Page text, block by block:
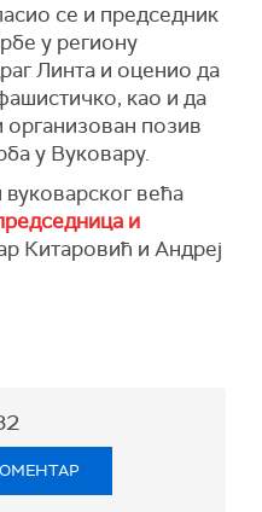
се и председник
у региону
Линта и оценио да
као и да
организован позив
у Вуковару.
вуковарског већа
и
Китаровић и Андреј